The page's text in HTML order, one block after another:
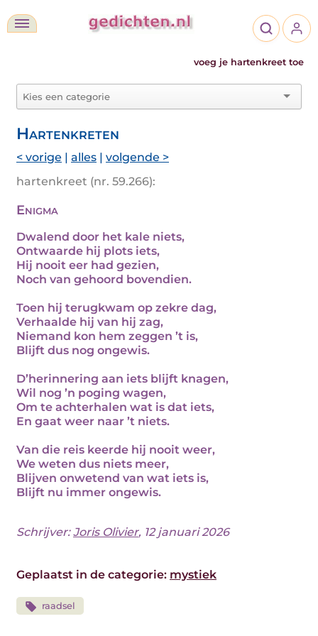
voeg je hartenkreet toe
Hartenkreten
< vorige | alles | volgende >
hartenkreet (nr. 59.266):
Enigma
Dwalend door het kale niets,
Ontwaarde hij plots iets,
Hij nooit eer had gezien,
Noch van gehoord bovendien.
Toen hij terugkwam op zekre dag,
Verhaalde hij van hij zag,
Niemand kon hem zeggen ’t is,
Blijft dus nog ongewis.
D’herinnering aan iets blijft knagen,
Wil nog ’n poging wagen,
Om te achterhalen wat is dat iets,
En gaat weer naar ’t niets.
Van die reis keerde hij nooit weer,
We weten dus niets meer,
Blijven onwetend van wat iets is,
Blijft nu immer ongewis.
Schrijver:Joris Olivier, 12 januari 2026
Geplaatst in de categorie: mystiek
raadsel